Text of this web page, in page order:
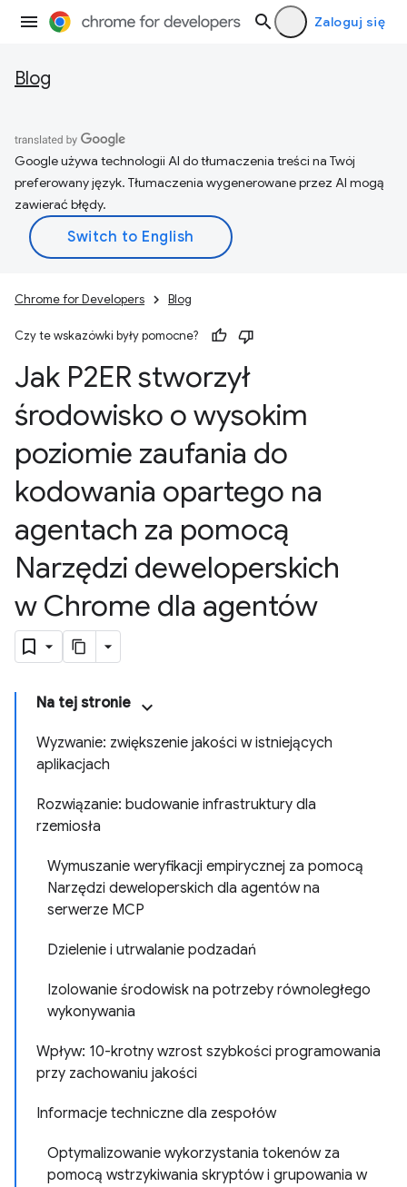
Zaloguj się
Blog
Google używa technologii AI do tłumaczenia treści na Twój
preferowany język. Tłumaczenia wygenerowane przez AI mogą
zawierać błędy.
Chrome for Developers Blog
Czy te wskazówki były pomocne?
Jak P2ER stworzył
środowisko o wysokim
poziomie zaufania do
kodowania opartego na
agentach za pomocą
Narzędzi deweloperskich
w Chrome dla agentów
Na tej stronie
Wyzwanie: zwiększenie jakości w istniejących
aplikacjach
Rozwiązanie: budowanie infrastruktury dla
rzemiosła
Wymuszanie weryfikacji empirycznej za pomocą
Narzędzi deweloperskich dla agentów na
serwerze MCP
Dzielenie i utrwalanie podzadań
Izolowanie środowisk na potrzeby równoległego
wykonywania
Wpływ: 10-krotny wzrost szybkości programowania
przy zachowaniu jakości
Informacje techniczne dla zespołów
Optymalizowanie wykorzystania tokenów za
pomocą wstrzykiwania skryptów i grupowania w